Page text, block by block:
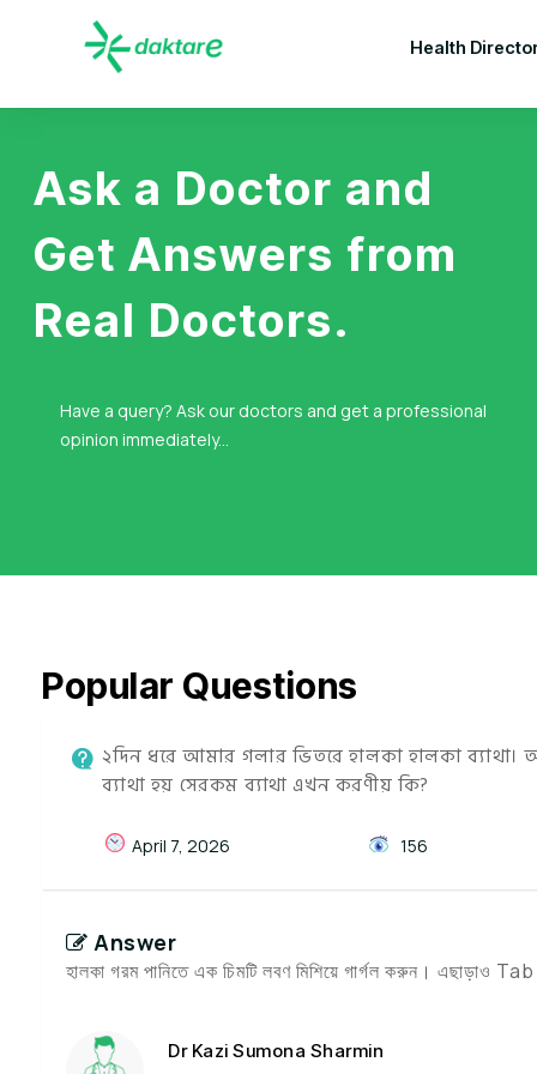
Health
Ask a Doctor and
Get Answers from
Real Doctors.
Have a query? Ask our doctors and get a professional
opinion immediately...
Popular Questions
২দিন ধরে আমার গলার ভিতরে হালকা হালকা ব্যাথা।
ব্যাথা হয় সেরকম ব্যাথা এখন করণীয় কি?
April 7, 2026 156
Answer
হালকা গরম পানিতে এক চিমটি লবণ মিশিয়ে গার্গল করুন।
Dr Kazi Sumona Sharmin